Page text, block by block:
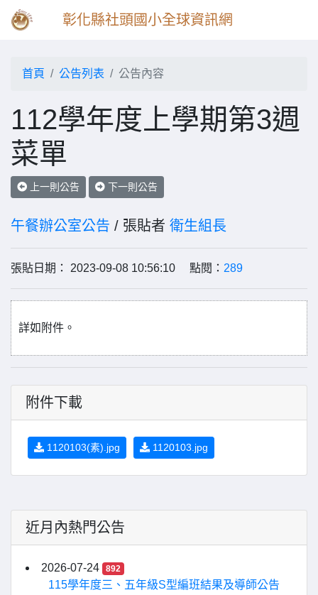
彰化縣社頭國小全球資訊網
首頁 公告列表 公告內容
112學年度上學期第3週
菜單
上一則公告 下一則公告
午餐辦公室公告 / 張貼者 衛生組長
張貼日期： 2023-09-08 10:56:10 點閱： 289
詳如附件。
附件下載
1120103(素).jpg 1120103.jpg
近月內熱門公告
2026-07-24 892
115學年度三、五年級S型編班結果及導師公告